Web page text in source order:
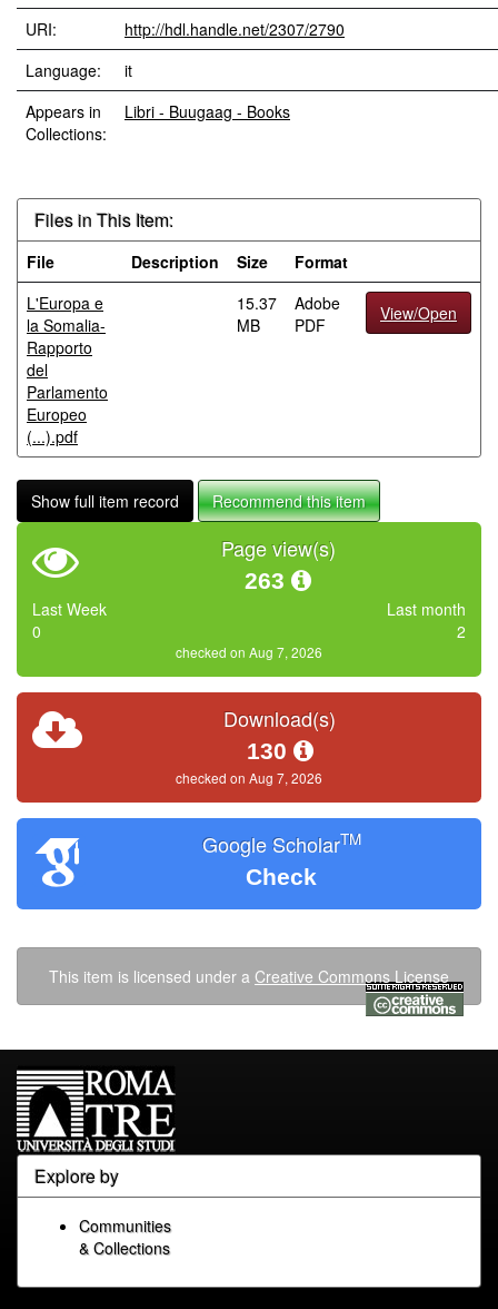
URI:
http://hdl.handle.net/2307/2790
Language:
it
Appears in
Collections:
Libri - Buugaag - Books
Files in This Item:
File Description Size
Format
L'Europa e
la Somalia-
Rapporto
del
Parlamento
Europeo
(...).pdf
15.37
MB
Adobe
PDF
View/Open
Show full item record Recommend this item
Page view(s)
263
Last Week
0
Last month
2
checked on Aug 7, 2026
Download(s)
130
checked on Aug 7, 2026
Google ScholarTM
Check
This item is licensed under a Creative Commons License
Explore by
Communities
& Collections